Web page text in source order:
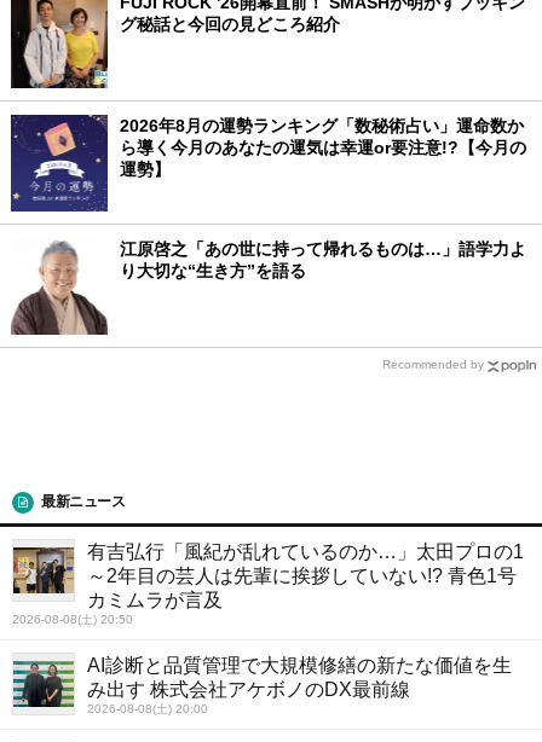
グ秘話と今回の見どころ紹介
2026年8月の運勢ランキング「数秘術占い」運命数か
ら導く今月のあなたの運気は幸運or要注意!?【今月の
運勢】
江原啓之「あの世に持って帰れるものは…」語学力よ
り大切な“生き方”を語る
Recommended by
最新ニュース
有吉弘行「風紀が乱れているのか…」太田プロの1
～2年目の芸人は先輩に挨拶していない!? 青色1号
カミムラが言及
2026-08-08(土) 20:50
AI診断と品質管理で大規模修繕の新たな価値を生
み出す 株式会社アケボノのDX最前線
2026-08-08(土) 20:00